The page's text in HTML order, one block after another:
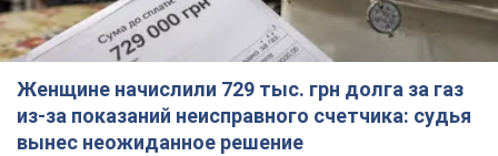
Женщине начислили 729 тыс. грн долга за газ
из-за показаний неисправного счетчика: судья
вынес неожиданное решение